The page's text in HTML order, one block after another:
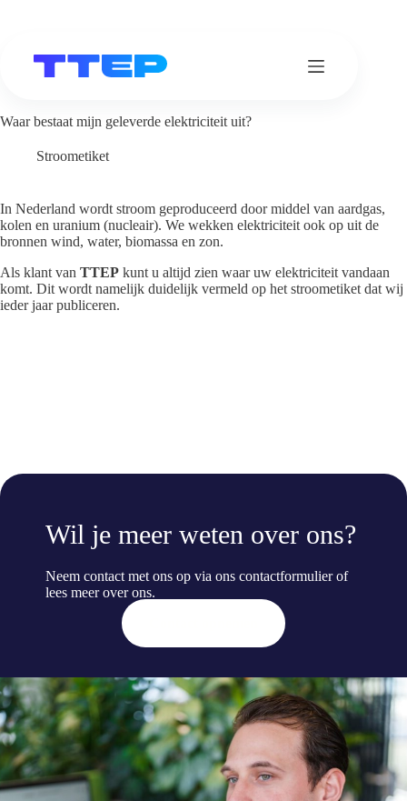
inhoud
Waar bestaat mijn geleverde elektriciteit uit?
Stroometiket
In Nederland wordt stroom geproduceerd door middel van aardgas,
kolen en uranium (nucleair). We wekken elektriciteit ook op uit de
bronnen wind, water, biomassa en zon.
Als klant van TTEP kunt u altijd zien waar uw elektriciteit vandaan
komt. Dit wordt namelijk duidelijk vermeld op het stroometiket dat wij
ieder jaar publiceren.
Wil je meer weten over ons?
Neem contact met ons op via ons contactformulier of
lees meerover ons.